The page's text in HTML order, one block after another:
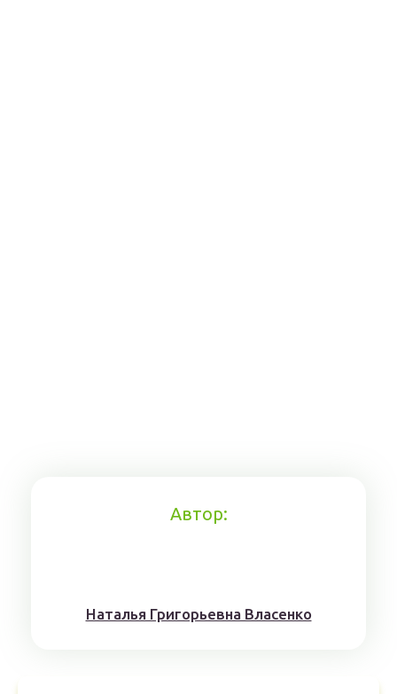
Автор:
Наталья Григорьевна Власенко